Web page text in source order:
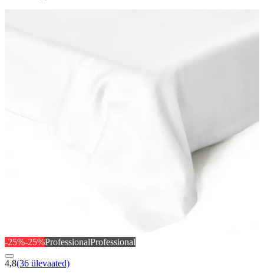
-25%-25%ProfessionalProfessional
4,8(36 ülevaated)